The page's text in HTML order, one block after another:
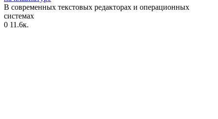
В современных текстовых редакторах и операционных
системах
0 11.6к.